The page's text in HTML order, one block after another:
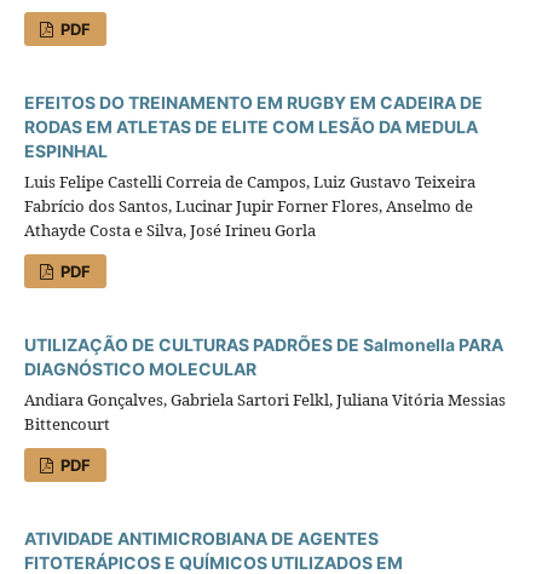
PDF
EFEITOS DO TREINAMENTO EM RUGBY EM CADEIRA DE
RODAS EM ATLETAS DE ELITE COM LESÃO DA MEDULA
ESPINHAL
Luis Felipe Castelli Correia de Campos, Luiz Gustavo Teixeira
Fabrício dos Santos, Lucinar Jupir Forner Flores, Anselmo de
Athayde Costa e Silva, José Irineu Gorla
PDF
UTILIZAÇÃO DE CULTURAS PADRÕES DE Salmonella PARA
DIAGNÓSTICO MOLECULAR
Andiara Gonçalves, Gabriela Sartori Felkl, Juliana Vitória Messias
Bittencourt
PDF
ATIVIDADE ANTIMICROBIANA DE AGENTES
FITOTERÁPICOS E QUÍMICOS UTILIZADOS EM